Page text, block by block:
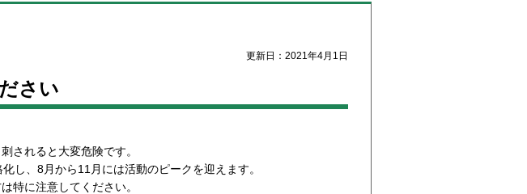
更新日：2021年4月1日
さい
されると大変危険です。
し、8月から11月には活動のピークを迎えます。
特に注意してください。